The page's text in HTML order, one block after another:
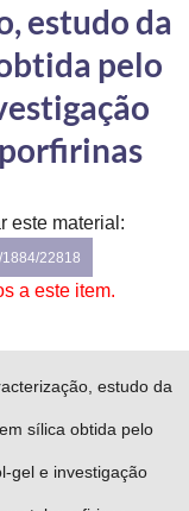
estudo da
pelo
este material:
22818
a este item.
estudo da
sílica obtida pelo
gel e investigação